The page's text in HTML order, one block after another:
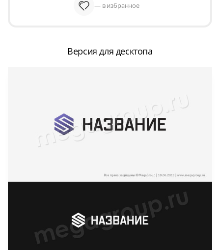
— в избранное
Версия для десктопа